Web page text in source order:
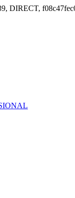
DIRECT,